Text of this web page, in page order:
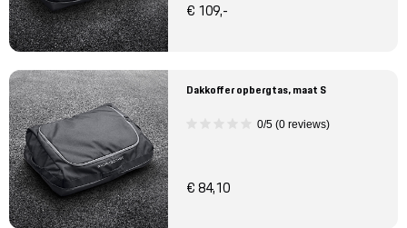
€ 109,-
Dakkoffer opbergtas, maat S
0/5 (0 reviews)
€ 84,10